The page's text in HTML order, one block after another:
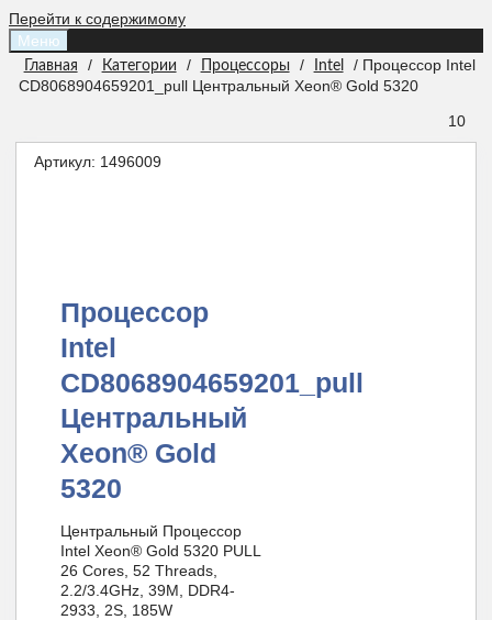
Перейти к содержимому
Меню
Главная / Категории / Процессоры / Intel
/ Процессор Intel
CD8068904659201_pull Центральный Xeon® Gold 5320
10
Артикул: 1496009
Процессор
Intel
CD8068904659201_pull
Центральный
Xeon® Gold
5320
Центральный Процессор
Intel Xeon® Gold 5320 PULL
26 Cores, 52 Threads,
2.2/3.4GHz, 39M, DDR4-
2933, 2S, 185W